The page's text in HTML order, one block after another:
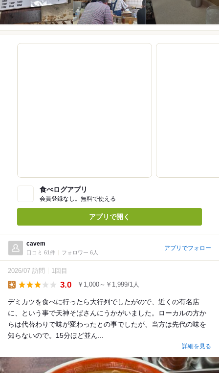
食べログアプリ
会員登録なし。無料で使える
アプリで開く
cavem
口コミ 61件 フォロワー 6人
アプリでフォロー
2026/07 訪問 1回目
3.0 ￥1,000～￥1,999/1人
デミカツを食べに行ったら大行列でしたがので、近くの有名店
に、という事で天神そばさんにうかがいました。ローカルの方か
らは代替わりで味が変わったとの事でしたが、当方は先代の味を
知らないので。15分ほど並ん...
詳細を見る